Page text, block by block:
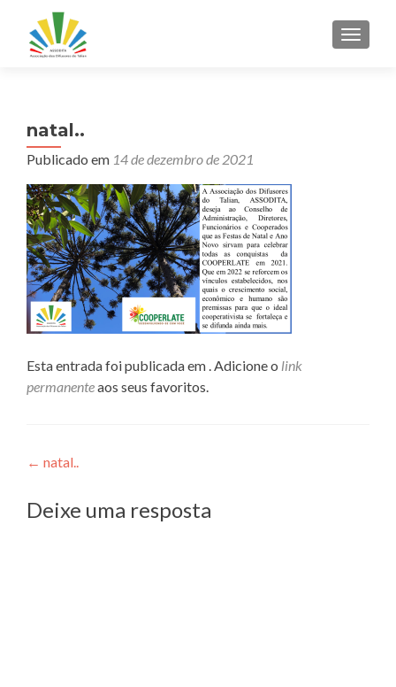
natal..
Publicado em 14 de dezembro de 2021
Esta entrada foi publicada em . Adicione o link
permanenteaos seus favoritos.
Navegação
de
Post
← natal..
Deixe uma resposta